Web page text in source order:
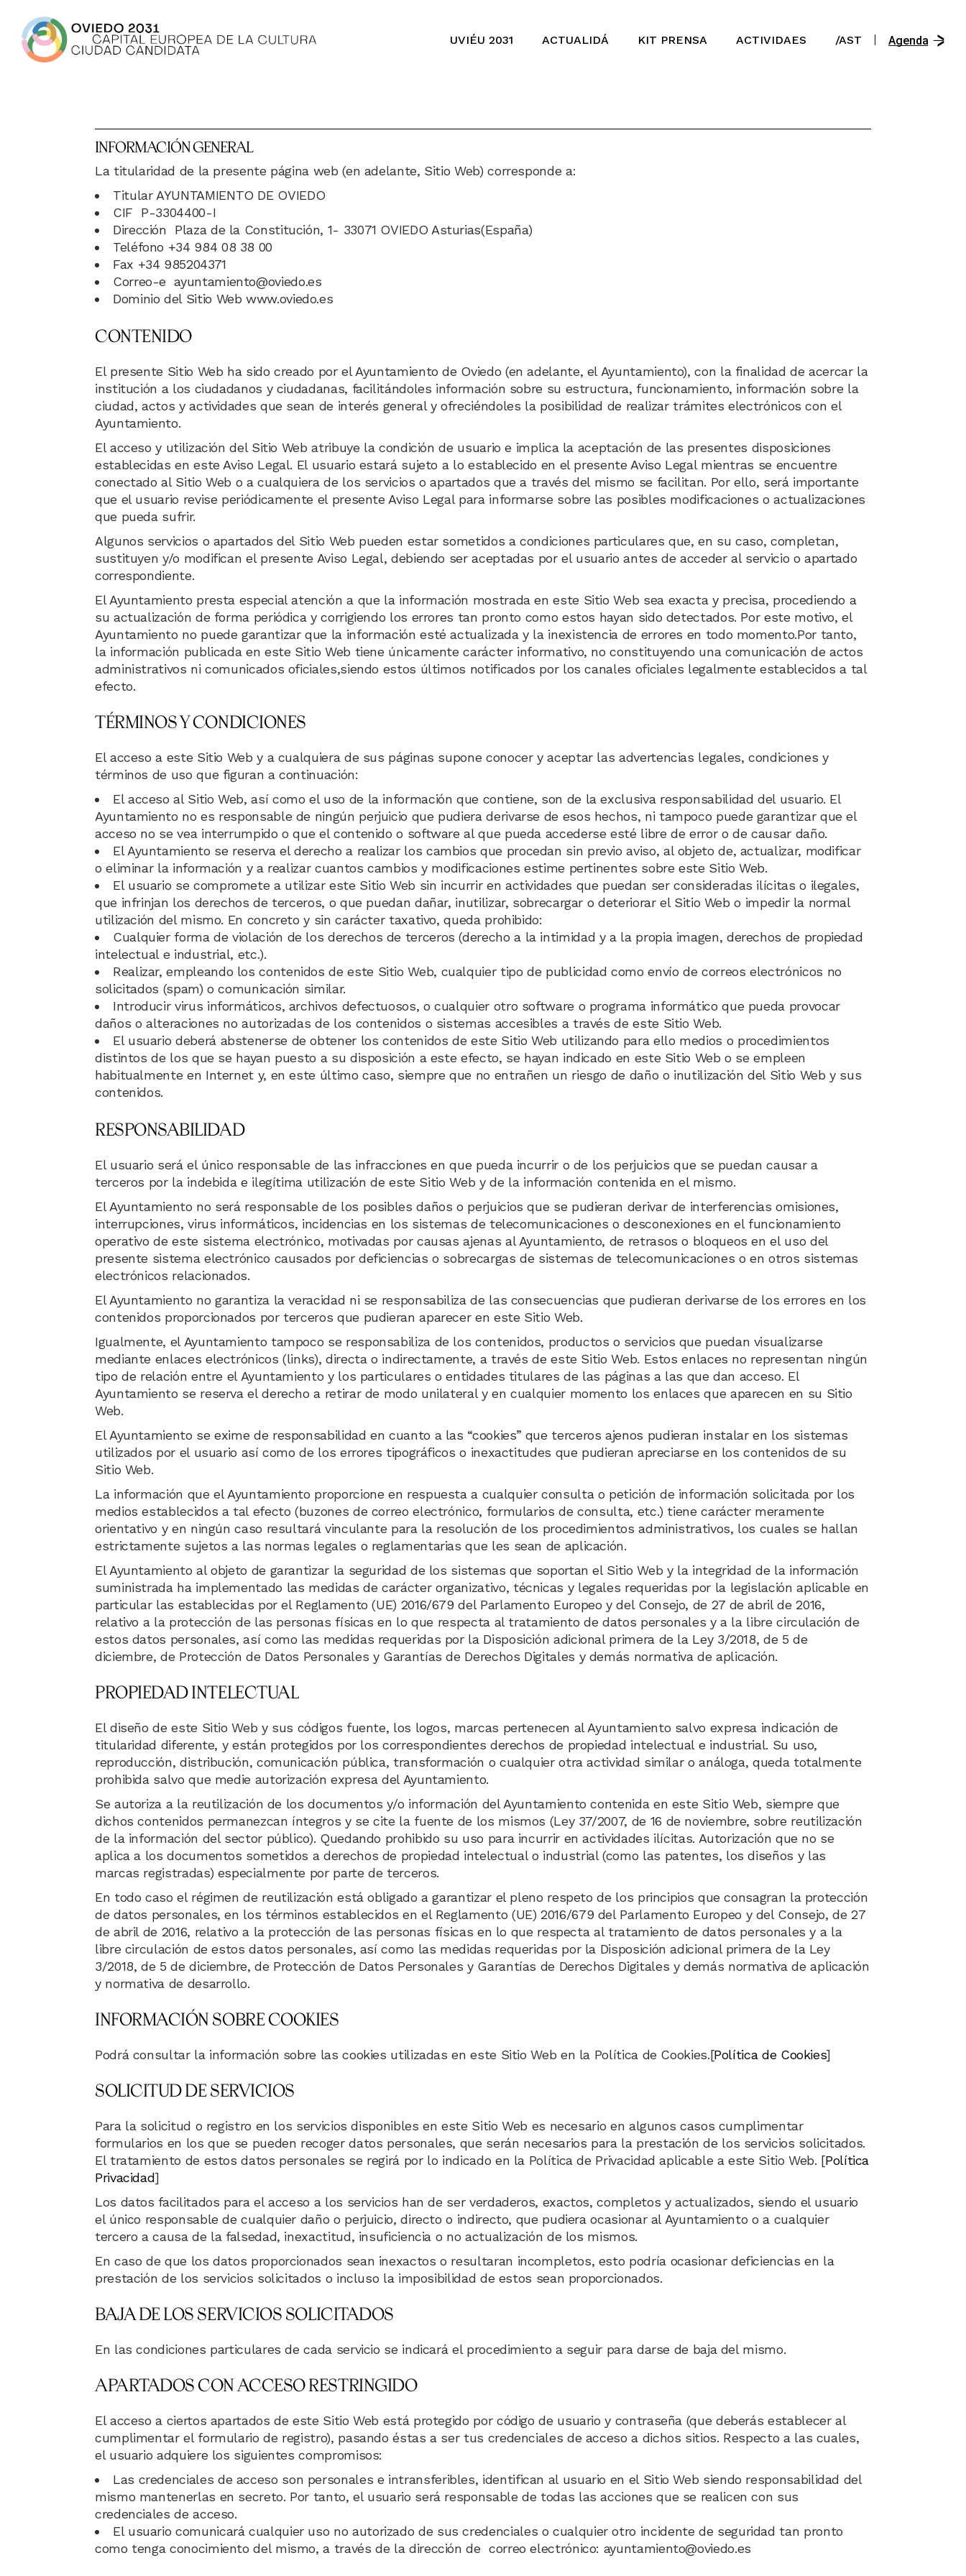
UVIÉU 2031 ACTUALIDÁ KIT PRENSA ACTIVIDAES /AST
/Es
Agenda
/Es
INFORMACIÓN GENERAL
La titularidad de la presente página web (en adelante, Sitio Web) corresponde a:
Titular AYUNTAMIENTO DE OVIEDO
CIF P-3304400-I
Dirección Plaza de la Constitución, 1- 33071 OVIEDO Asturias(España)
Teléfono +34 984 08 38 00
Fax +34 985204371
Correo-e ayuntamiento@oviedo.es
Dominio del Sitio Web www.oviedo.es
CONTENIDO
El presente Sitio Web ha sido creado por el Ayuntamiento de Oviedo (en adelante, el Ayuntamiento), con la finalidad de acercar la
institución a los ciudadanos y ciudadanas, facilitándoles información sobre su estructura, funcionamiento, información sobre la
ciudad, actos y actividades que sean de interés general y ofreciéndoles la posibilidad de realizar trámites electrónicos con el
Ayuntamiento.
El acceso y utilización del Sitio Web atribuye la condición de usuario e implica la aceptación de las presentes disposiciones
establecidas en este Aviso Legal. El usuario estará sujeto a lo establecido en el presente Aviso Legal mientras se encuentre
conectado al Sitio Web o a cualquiera de los servicios o apartados que a través del mismo se facilitan. Por ello, será importante
que el usuario revise periódicamente el presente Aviso Legal para informarse sobre las posibles modificaciones o actualizaciones
que pueda sufrir.
Algunos servicios o apartados del Sitio Web pueden estar sometidos a condiciones particulares que, en su caso, completan,
sustituyen y/o modifican el presente Aviso Legal, debiendo ser aceptadas por el usuario antes de acceder al servicio o apartado
correspondiente.
El Ayuntamiento presta especial atención a que la información mostrada en este Sitio Web sea exacta y precisa, procediendo a
su actualización de forma periódica y corrigiendo los errores tan pronto como estos hayan sido detectados. Por este motivo, el
Ayuntamiento no puede garantizar que la información esté actualizada y la inexistencia de errores en todo momento.Por tanto,
la información publicada en este Sitio Web tiene únicamente carácter informativo, no constituyendo una comunicación de actos
administrativos ni comunicados oficiales,siendo estos últimos notificados por los canales oficiales legalmente establecidos a tal
efecto.
TÉRMINOS Y CONDICIONES
El acceso a este Sitio Web y a cualquiera de sus páginas supone conocer y aceptar las advertencias legales, condiciones y
términos de uso que figuran a continuación:
El acceso al Sitio Web, así como el uso de la información que contiene, son de la exclusiva responsabilidad del usuario. El
Ayuntamiento no es responsable de ningún perjuicio que pudiera derivarse de esos hechos, ni tampoco puede garantizar que el
acceso no se vea interrumpido o que el contenido o software al que pueda accederse esté libre de error o de causar daño.
El Ayuntamiento se reserva el derecho a realizar los cambios que procedan sin previo aviso, al objeto de, actualizar, modificar
o eliminar la información y a realizar cuantos cambios y modificaciones estime pertinentes sobre este Sitio Web.
El usuario se compromete a utilizar este Sitio Web sin incurrir en actividades que puedan ser consideradas ilícitas o ilegales,
que infrinjan los derechos de terceros, o que puedan dañar, inutilizar, sobrecargar o deteriorar el Sitio Web o impedir la normal
utilización del mismo. En concreto y sin carácter taxativo, queda prohibido:
Cualquier forma de violación de los derechos de terceros (derecho a la intimidad y a la propia imagen, derechos de propiedad
intelectual e industrial, etc.).
Realizar, empleando los contenidos de este Sitio Web, cualquier tipo de publicidad como envío de correos electrónicos no
solicitados (spam) o comunicación similar.
Introducir virus informáticos, archivos defectuosos, o cualquier otro software o programa informático que pueda provocar
daños o alteraciones no autorizadas de los contenidos o sistemas accesibles a través de este Sitio Web.
El usuario deberá abstenerse de obtener los contenidos de este Sitio Web utilizando para ello medios o procedimientos
distintos de los que se hayan puesto a su disposición a este efecto, se hayan indicado en este Sitio Web o se empleen
habitualmente en Internet y, en este último caso, siempre que no entrañen un riesgo de daño o inutilización del Sitio Web y sus
contenidos.
RESPONSABILIDAD
El usuario será el único responsable de las infracciones en que pueda incurrir o de los perjuicios que se puedan causar a
terceros por la indebida e ilegítima utilización de este Sitio Web y de la información contenida en el mismo.
El Ayuntamiento no será responsable de los posibles daños o perjuicios que se pudieran derivar de interferencias omisiones,
interrupciones, virus informáticos, incidencias en los sistemas de telecomunicaciones o desconexiones en el funcionamiento
operativo de este sistema electrónico, motivadas por causas ajenas al Ayuntamiento, de retrasos o bloqueos en el uso del
presente sistema electrónico causados por deficiencias o sobrecargas de sistemas de telecomunicaciones o en otros sistemas
electrónicos relacionados.
El Ayuntamiento no garantiza la veracidad ni se responsabiliza de las consecuencias que pudieran derivarse de los errores en los
contenidos proporcionados por terceros que pudieran aparecer en este Sitio Web.
Igualmente, el Ayuntamiento tampoco se responsabiliza de los contenidos, productos o servicios que puedan visualizarse
mediante enlaces electrónicos (links), directa o indirectamente, a través de este Sitio Web. Estos enlaces no representan ningún
tipo de relación entre el Ayuntamiento y los particulares o entidades titulares de las páginas a las que dan acceso. El
Ayuntamiento se reserva el derecho a retirar de modo unilateral y en cualquier momento los enlaces que aparecen en su Sitio
Web.
El Ayuntamiento se exime de responsabilidad en cuanto a las “cookies” que terceros ajenos pudieran instalar en los sistemas
utilizados por el usuario así como de los errores tipográficos o inexactitudes que pudieran apreciarse en los contenidos de su
Sitio Web.
La información que el Ayuntamiento proporcione en respuesta a cualquier consulta o petición de información solicitada por los
medios establecidos a tal efecto (buzones de correo electrónico, formularios de consulta, etc.) tiene carácter meramente
orientativo y en ningún caso resultará vinculante para la resolución de los procedimientos administrativos, los cuales se hallan
estrictamente sujetos a las normas legales o reglamentarias que les sean de aplicación.
El Ayuntamiento al objeto de garantizar la seguridad de los sistemas que soportan el Sitio Web y la integridad de la información
suministrada ha implementado las medidas de carácter organizativo, técnicas y legales requeridas por la legislación aplicable en
particular las establecidas por el Reglamento (UE) 2016/679 del Parlamento Europeo y del Consejo, de 27 de abril de 2016,
relativo a la protección de las personas físicas en lo que respecta al tratamiento de datos personales y a la libre circulación de
estos datos personales, así como las medidas requeridas por la Disposición adicional primera de la Ley 3/2018, de 5 de
diciembre, de Protección de Datos Personales y Garantías de Derechos Digitales y demás normativa de aplicación.
PROPIEDAD INTELECTUAL
El diseño de este Sitio Web y sus códigos fuente, los logos, marcas pertenecen al Ayuntamiento salvo expresa indicación de
titularidad diferente, y están protegidos por los correspondientes derechos de propiedad intelectual e industrial. Su uso,
reproducción, distribución, comunicación pública, transformación o cualquier otra actividad similar o análoga, queda totalmente
prohibida salvo que medie autorización expresa del Ayuntamiento.
Se autoriza a la reutilización de los documentos y/o información del Ayuntamiento contenida en este Sitio Web, siempre que
dichos contenidos permanezcan íntegros y se cite la fuente de los mismos (Ley 37/2007, de 16 de noviembre, sobre reutilización
de la información del sector público). Quedando prohibido su uso para incurrir en actividades ilícitas. Autorización que no se
aplica a los documentos sometidos a derechos de propiedad intelectual o industrial (como las patentes, los diseños y las
marcas registradas) especialmente por parte de terceros.
En todo caso el régimen de reutilización está obligado a garantizar el pleno respeto de los principios que consagran la protección
de datos personales, en los términos establecidos en el Reglamento (UE) 2016/679 del Parlamento Europeo y del Consejo, de 27
de abril de 2016, relativo a la protección de las personas físicas en lo que respecta al tratamiento de datos personales y a la
libre circulación de estos datos personales, así como las medidas requeridas por la Disposición adicional primera de la Ley
3/2018, de 5 de diciembre, de Protección de Datos Personales y Garantías de Derechos Digitales y demás normativa de aplicación
y normativa de desarrollo.
INFORMACIÓN SOBRE COOKIES
Podrá consultar la información sobre las cookies utilizadas en este Sitio Web en la Política de Cookies.[Política de Cookies]
SOLICITUD DE SERVICIOS
Para la solicitud o registro en los servicios disponibles en este Sitio Web es necesario en algunos casos cumplimentar
formularios en los que se pueden recoger datos personales, que serán necesarios para la prestación de los servicios solicitados.
El tratamiento de estos datos personales se regirá por lo indicado en la Política de Privacidad aplicable a este Sitio Web. [Política
Privacidad]
Los datos facilitados para el acceso a los servicios han de ser verdaderos, exactos, completos y actualizados, siendo el usuario
el único responsable de cualquier daño o perjuicio, directo o indirecto, que pudiera ocasionar al Ayuntamiento o a cualquier
tercero a causa de la falsedad, inexactitud, insuficiencia o no actualización de los mismos.
En caso de que los datos proporcionados sean inexactos o resultaran incompletos, esto podría ocasionar deficiencias en la
prestación de los servicios solicitados o incluso la imposibilidad de estos sean proporcionados.
BAJA DE LOS SERVICIOS SOLICITADOS
En las condiciones particulares de cada servicio se indicará el procedimiento a seguir para darse de baja del mismo.
APARTADOS CON ACCESO RESTRINGIDO
El acceso a ciertos apartados de este Sitio Web está protegido por código de usuario y contraseña (que deberás establecer al
cumplimentar el formulario de registro), pasando éstas a ser tus credenciales de acceso a dichos sitios. Respecto a las cuales,
el usuario adquiere los siguientes compromisos:
Las credenciales de acceso son personales e intransferibles, identifican al usuario en el Sitio Web siendo responsabilidad del
mismo mantenerlas en secreto. Por tanto, el usuario será responsable de todas las acciones que se realicen con sus
credenciales de acceso.
El usuario comunicará cualquier uso no autorizado de sus credenciales o cualquier otro incidente de seguridad tan pronto
como tenga conocimiento del mismo, a través de la dirección de correo electrónico: ayuntamiento@oviedo.es